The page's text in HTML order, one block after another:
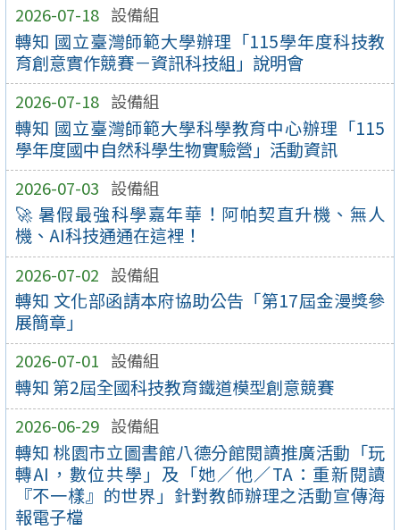
2026-07-18 設備組
轉知 國立臺灣師範大學辦理「115學年度科技教
育創意實作競賽－資訊科技組」說明會
2026-07-18 設備組
轉知 國立臺灣師範大學科學教育中心辦理「115
學年度國中自然科學生物實驗營」活動資訊
2026-07-03 設備組
🚀 暑假最強科學嘉年華！阿帕契直升機、無人
機、AI科技通通在這裡！
2026-07-02 設備組
轉知 文化部函請本府協助公告「第17屆金漫獎參
展簡章」
2026-07-01 設備組
轉知 第2屆全國科技教育鐵道模型創意競賽
2026-06-29 設備組
轉知 桃園市立圖書館八德分館閱讀推廣活動「玩
轉AI，數位共學」及「她／他／TA：重新閱讀
『不一樣』的世界」針對教師辦理之活動宣傳海
報電子檔